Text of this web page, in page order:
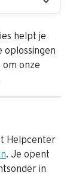
helpt je
oplossingen
onze
Helpcenter
. Je opent
in